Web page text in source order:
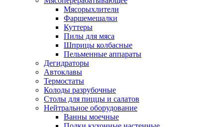
Мясорыхлители
Фаршемешалки
Куттеры
Пилы для мяса
Шприцы колбасные
Пельменные аппараты
Дегидраторы
Автоклавы
Термостаты
Колоды разрубочные
Столы для пиццы и салатов
Нейтральное оборудование
Ванны моечные